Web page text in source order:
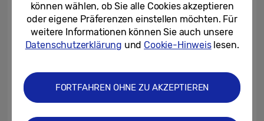
03.05.2018
können wählen, ob Sie alle Cookies akzeptieren
oder eigene Präferenzen einstellen möchten. Für
weitere Informationen können Sie auch unsere
Datenschutzerklärung und Cookie-Hinweislesen.
FORTFAHREN OHNE ZU AKZEPTIEREN